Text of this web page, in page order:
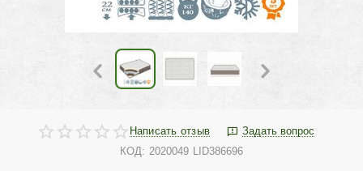
Написать отзыв
Задать вопрос
КОД: 2020049 LID386696